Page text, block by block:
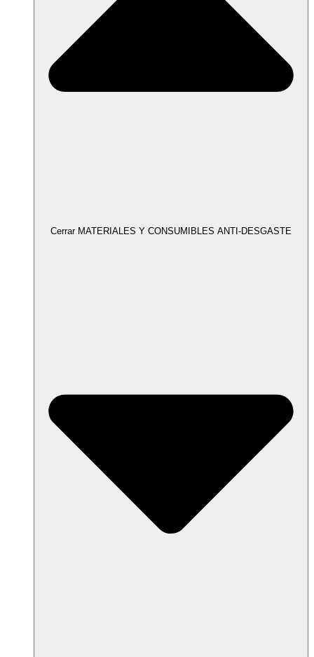
Cerrar MATERIALES Y CONSUMIBLES ANTI-DESGASTE